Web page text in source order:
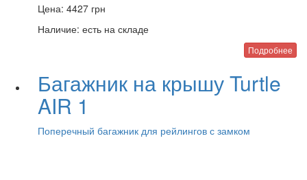
Цена: 4427 грн
Наличие: есть на складе
Подробнее
Багажник на крышу Turtle
AIR 1
Поперечный багажник для рейлингов с замком